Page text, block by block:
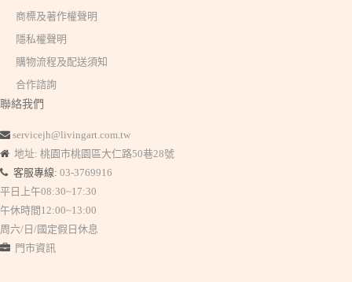
商標及著作權聲明
隱私權聲明
購物流程及配送須知
合作諮詢
聯絡我們
servicejh@livingart.com.tw
地址: 桃園市桃園區大仁路50巷28號
客服專線: 03-3769916
平日上午08:30~17:30
午休時間12:00~13:00
周六/日/國定假日休息
門市資訊